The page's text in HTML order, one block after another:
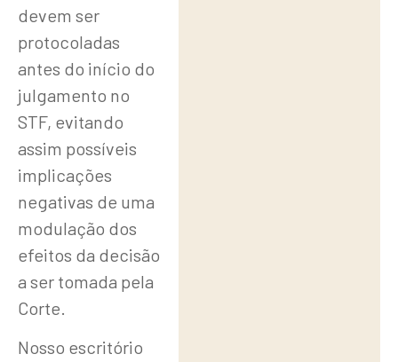
devem ser
protocoladas
antes do início do
julgamento no
STF, evitando
assim possíveis
implicações
negativas de uma
modulação dos
efeitos da decisão
a ser tomada pela
Corte.
Nosso escritório